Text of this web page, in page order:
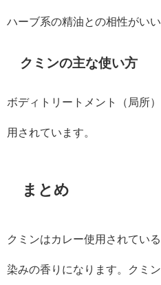
ハーブ系の精油との相性がいい
クミンの主な使い方
ボディトリートメント（局所
用されています。
まとめ
クミンはカレー使用されてい
染みの香りになります。クミ